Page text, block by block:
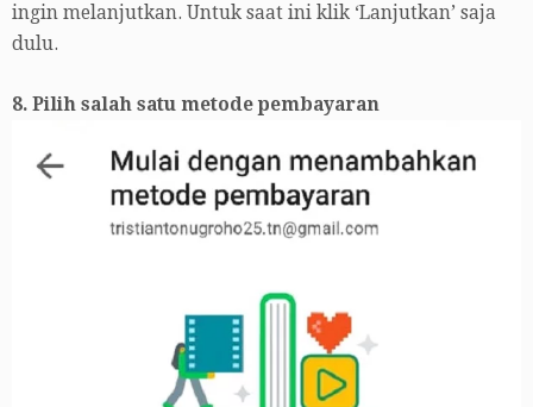
ingin melanjutkan. Untuk saat ini klik ‘Lanjutkan’ saja
dulu.
8. Pilih salah satu metode pembayaran